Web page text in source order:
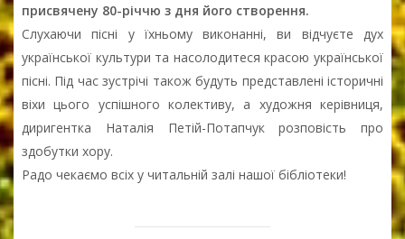
присвячену 80-річчю з дня його створення.
Слухаючи пісні у їхньому виконанні, ви відчуєте дух
української культури та насолодитеся красою української
пісні. Під час зустрічі також будуть представлені історичні
віхи цього успішного колективу, а художня керівниця,
диригентка Наталія Петій-Потапчук розповість про
здобутки хору.
Радо чекаємо всіх у читальній залі нашої бібліотеки!